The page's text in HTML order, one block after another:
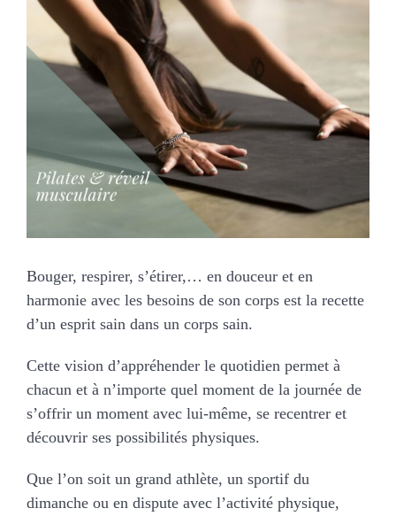
NOS ACTIVITES
CONTACT
CGV
Bouger, respirer, s’étirer,… en douceur et en
harmonie avec les besoins de son corps est la recette
d’un esprit sain dans un corps sain.
Cette vision d’appréhender le quotidien permet à
chacun et à n’importe quel moment de la journée de
s’offrir un moment avec lui-même, se recentrer et
découvrir ses possibilités physiques.
Que l’on soit un grand athlète, un sportif du
dimanche ou en dispute avec l’activité physique,